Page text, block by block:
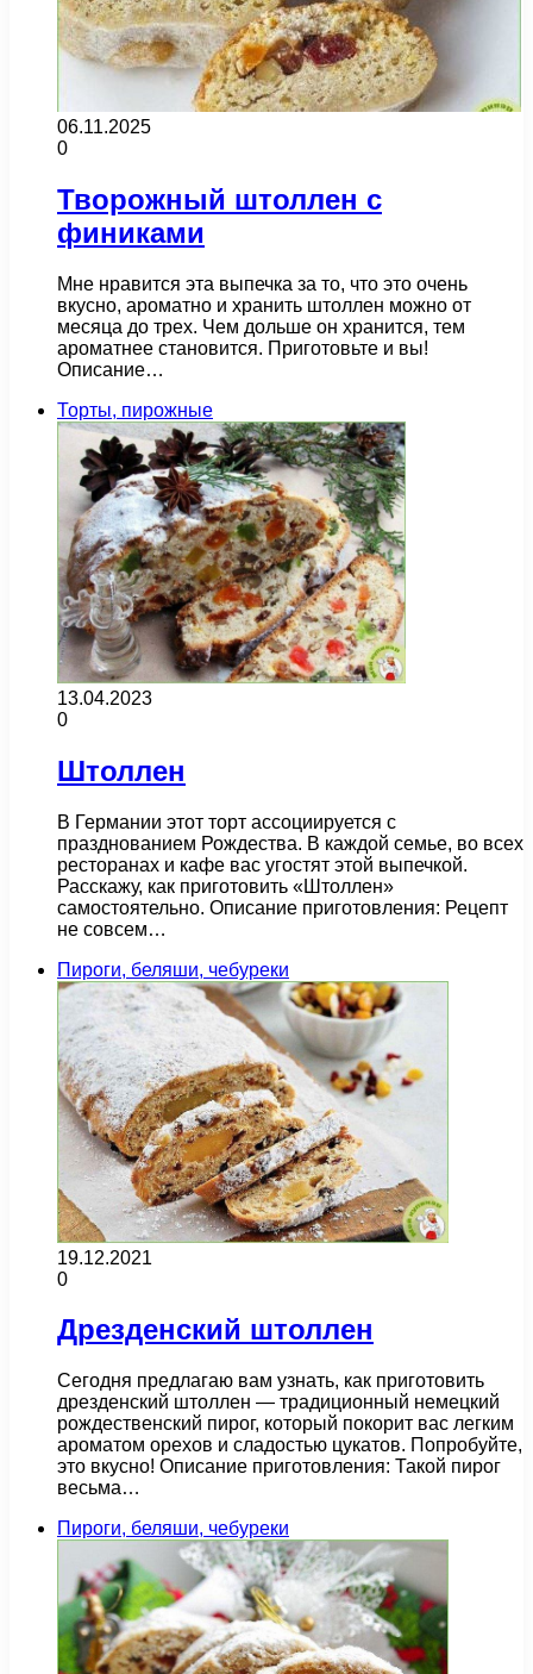
06.11.2025
0
Творожный штоллен с
финиками
Мне нравится эта выпечка за то, что это очень
вкусно, ароматно и хранить штоллен можно от
месяца до трех. Чем дольше он хранится, тем
ароматнее становится. Приготовьте и вы!
Описание…
Торты, пирожные
13.04.2023
0
Штоллен
В Германии этот торт ассоциируется с
празднованием Рождества. В каждой семье, во всех
ресторанах и кафе вас угостят этой выпечкой.
Расскажу, как приготовить «Штоллен»
самостоятельно. Описание приготовления: Рецепт
не совсем…
Пироги, беляши, чебуреки
19.12.2021
0
Дрезденский штоллен
Сегодня предлагаю вам узнать, как приготовить
дрезденский штоллен — традиционный немецкий
рождественский пирог, который покорит вас легким
ароматом орехов и сладостью цукатов. Попробуйте,
это вкусно! Описание приготовления: Такой пирог
весьма…
Пироги, беляши, чебуреки